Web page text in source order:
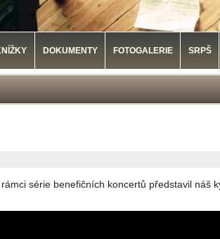
DOKUMENTY FOTOGALERIE SRPŠ
série benefičních koncertů představil náš